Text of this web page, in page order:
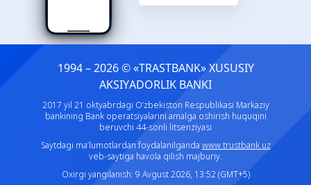
1994 – 2026 © «TRASTBANK» ХUSUSIY
AKSIYADORLIK BANKI
2017 yil 21 oktyabrdagi O‘zbekiston Respublikasi Markaziy
bankining Bank operatsiyalarini amalga oshirish huquqini
beruvchi 44-sonli litsenziyasi
Saytdagi ma’lumotlardan foydalanilganda www.trustbank.uz
veb-saytiga havola qilish majburiy.
Oxirgi yangilanish: 9 Avgust 2026, 13:52 (GMT+5)